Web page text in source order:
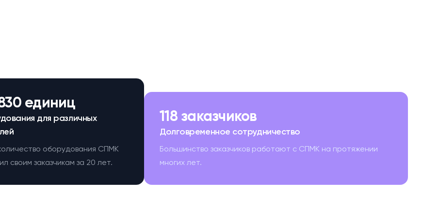
единиц
для различных
оборудования СПМК
своим заказчикам за 20 лет.
118 заказчиков
Долговременное сотрудничество
Большинство заказчиков работают с СПМК на протяжении
многих лет.